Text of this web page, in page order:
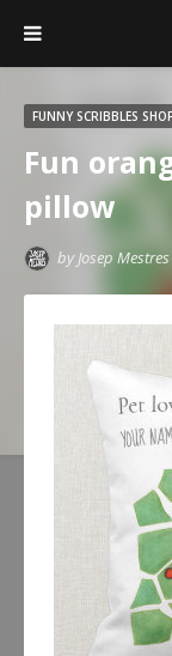
FUNNY SCRIBBLES
Fun
pillow
by Josep Mestres